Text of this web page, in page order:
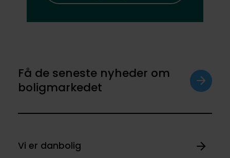
Få de seneste nyheder om
boligmarkedet
Vi er danbolig